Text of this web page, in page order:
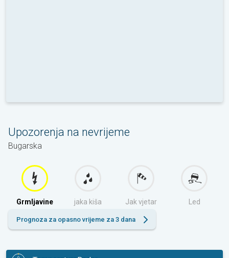
Upozorenja na nevrijeme
Bugarska
Grmljavine jaka kiša Jak vjetar Led
Prognoza za opasno vrijeme za 3 dana